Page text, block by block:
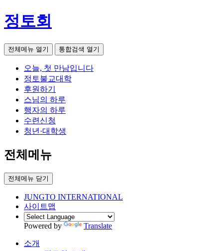
정토회
전체메뉴 열기 통합검색 열기
오늘, 첫 만남입니다
정토불교대학
후원하기
스님의 하루
행자의 하루
수련신청
청년·대학생
전체메뉴
전체메뉴 닫기
JUNGTO INTERNATIONAL
사이트맵
Powered by Translate
소개